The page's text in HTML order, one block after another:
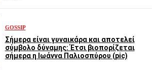
GOSSIP
Σήμερα είναι γυναικάρα και αποτελεί
σύμβολο δύναμης: Έτσι βιοπορίζεται
σήμερα η Ιωάννα Παλιοσπύρου (pic)